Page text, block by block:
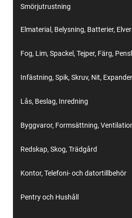
Smörjutrustning
Elmaterial, Belysning, Batterier,
Fog, Lim, Spackel, Tejper, Färg,
Infästning, Spik, Skruv, Nit,
Lås, Beslag, Inredning
Byggvaror, Formsättning,
Redskap, Skog, Trädgård
Kontor, Telefoni- och datortillbehör
Pentry och Hushåll